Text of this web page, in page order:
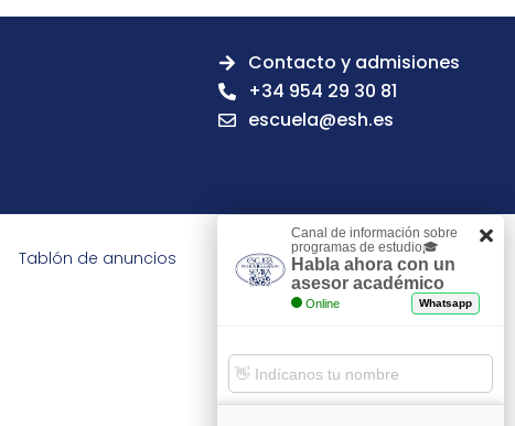
Contacto y admisiones
+34 954 29 30 81
escuela@esh.es
Tablón de anuncios
Canal de información sobre
programas de estudio🎓
Habla ahora con un
asesor académico
Online Whatsapp